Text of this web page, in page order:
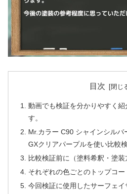
目次
動画でも検証を分かりやすく
す。
Mr.カラー C90 シャインシルバ
GXクリアパープルを使い比較
比較検証前に（塗料希釈・塗装
それぞれの色ごとのトップコー
今回検証に使用したサーフェイ